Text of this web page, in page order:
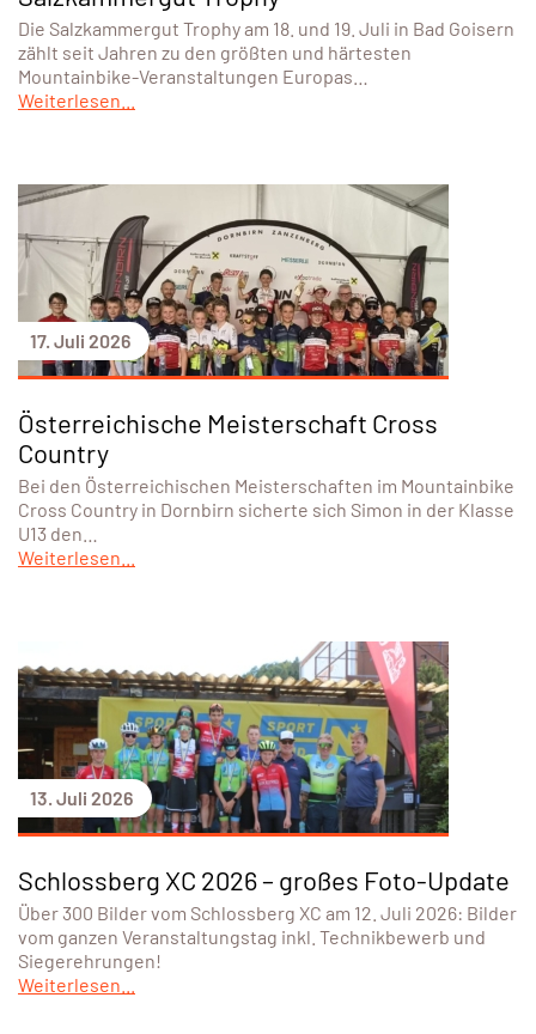
Die Salzkammergut Trophy am 18. und 19. Juli in Bad Goisern
zählt seit Jahren zu den größten und härtesten
Mountainbike-Veranstaltungen Europas…
Weiterlesen...
17. Juli 2026
Österreichische Meisterschaft Cross
Country
Bei den Österreichischen Meisterschaften im Mountainbike
Cross Country in Dornbirn sicherte sich Simon in der Klasse
U13 den…
Weiterlesen...
13. Juli 2026
Schlossberg XC 2026 – großes Foto-Update
Über 300 Bilder vom Schlossberg XC am 12. Juli 2026: Bilder
vom ganzen Veranstaltungstag inkl. Technikbewerb und
Siegerehrungen!
Weiterlesen...